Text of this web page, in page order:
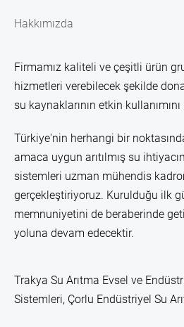
Hakkımızda
Firmamız kaliteli ve çeşitli ürün
hizmetleri verebilecek şekilde
su kaynaklarının etkin
Türkiye'nin herhangi bir
amaca uygun arıtılmış su
sistemleri uzman mühendis
gerçekleştiriyoruz. Kurulduğu ilk
memnuniyetini de beraberinde
yoluna devam edecektir.
Trakya Su Arıtma Evsel ve
Sistemleri, Çorlu Endüstriyel Su